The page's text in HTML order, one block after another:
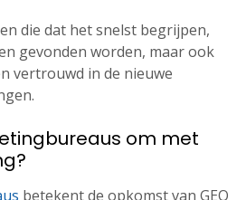
die dat het snelst begrijpen,
gevonden worden, maar ook
vertrouwd in de nieuwe
om met
betekent de opkomst van GEO